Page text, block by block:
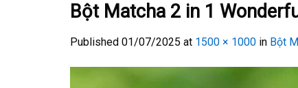
Bột Matcha 2 in 1
Published 01/07/2025 at 1500 × 1000 in Bột